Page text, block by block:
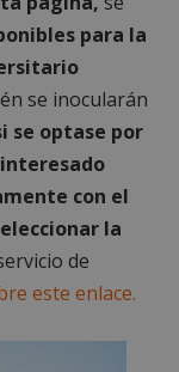
para la
se inocularán
se optase por
con el
la
de
este enlace.